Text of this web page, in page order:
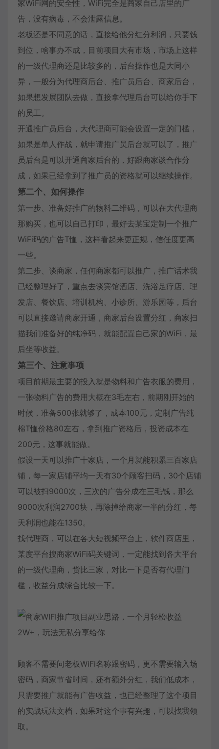
家WiFi网的安全性，WiFi完全是商家自己店里的广
告，没有病毒，不会泄露信息。
老板还是不同意的话，直接给他分红分利润，只要钱
到位，啥事办不成，目前项目大有市场，市场上这样
的一级代理商还是比较多的，后台操作也是大同小
异，一般分为代理商后台、推广员后台、商家后台，
如果想发展团队去做，直接拿代理后台可以给你手下
的员工。
开通推广员后台，大代理商可能会设置一定的门槛，
如果是单人作战，就申请推广员后台就可以了，推广
员后台是可以开通商家后台的，好跟商家谈合作分
成，如果已经拿到了推广员的资格就可以继续操作。
第二个、如何操作
第一步、准备好推广的物料二维码，可以在大代理商
那购买，也可以自己打印，最好去某宝定制一个推广
WiFi码的广告T恤，这样看起来更正规，信任度更高
一些。
第二步、谈商家，任何商家都可以推广，推广话术我
已经整理好了，重点去谈宾馆酒店、洗浴足疗店、理
发店、餐饮店、培训机构、小诊所、游乐园等，后台
可以直接邀请商家开通，商家后台设置分红，商家扫
描我们准备好的纯净码，就能配置自己家的WiFi，最
后坐等收益。
第三个、注意事项
项目前期最主要的投入就是物料和广告衣服的费用，
一张物料广告的费用大概在3毛左右，前期刚开始的
时候，准备500张就够了，成本100元，定制广告纯
棉T恤价格80左右，拿到推广资格后，投资成本在
200元，这事就能做。
假设一天可以推广十家店，一个月就能积累三百家店
铺，每一家店铺平均一天有30个顾客扫码，30个店铺
可以被扫9000次，三次的广告分成在三毛钱，那么
9000次利润2700块，再除掉给商家一半的分红，每
天利润也能在1350。
找代理商，可以在各大短视频平台上，软件商店里，
某度平台搜商家WiFi码关键词，一定能找到各大平台
的一级代理商，货比三家，对比一下是否有代理门
槛，收益分成综合比较一下。
顾客不需要问老板WiFi名称跟密码，更不需要输入场
密码，商家节省时间，还有额外分红，我们低成本，
只需要推广就能有广告收益，也已经整理了这个项目
的实战玩法文档，如果对这个事有兴趣，可以找我领
取。